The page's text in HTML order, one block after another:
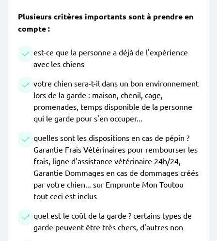
Plusieurs critères importants sont à prendre en
compte :
est-ce que la personne a déjà de l'expérience
avec les chiens
votre chien sera-t-il dans un bon environnement
lors de la garde : maison, chenil, cage,
promenades, temps disponible de la personne
qui le garde pour s'en occuper...
quelles sont les dispositions en cas de pépin ?
Garantie Frais Vétérinaires pour rembourser les
frais, ligne d'assistance vétérinaire 24h/24,
Garantie Dommages en cas de dommages créés
par votre chien... sur Emprunte Mon Toutou
tout ceci est inclus
quel est le coût de la garde ? certains types de
garde peuvent être très chers, d'autres non